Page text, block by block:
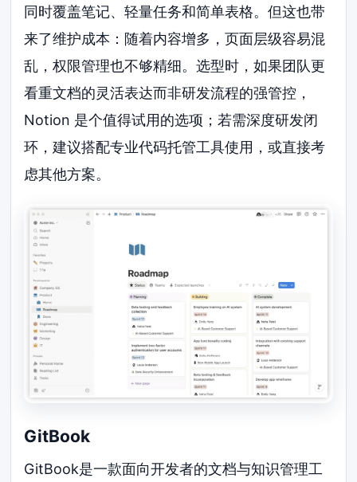
同时覆盖笔记、轻量任务和简单表格。但这也带
来了维护成本：随着内容增多，页面层级容易混
乱，权限管理也不够精细。选型时，如果团队更
看重文档的灵活表达而非研发流程的强管控，
Notion 是个值得试用的选项；若需深度研发闭
环，建议搭配专业代码托管工具使用，或直接考
虑其他方案。
GitBook
GitBook是一款面向开发者的文档与知识管理工